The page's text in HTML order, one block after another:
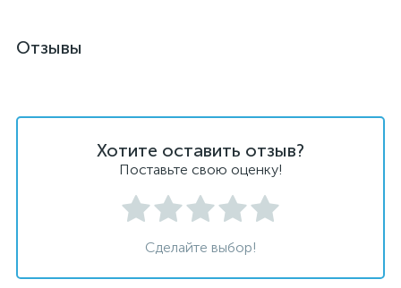
Отзывы
Хотите оставить отзыв?
Поставьте свою оценку!
Сделайте выбор!